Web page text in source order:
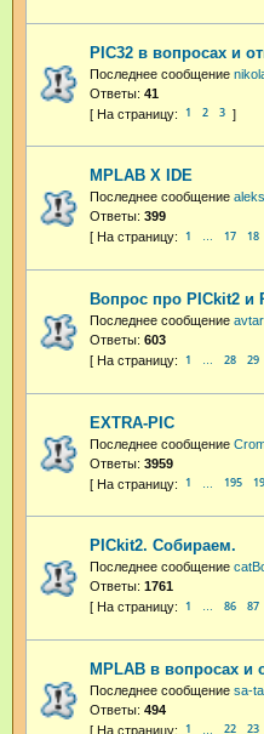
PIC32 в вопросах и
Последнее сообщение
Ответы: 41
1 2 3
MPLAB X IDE
Последнее сообщение
Ответы: 399
1 … 17 18
Вопрос про PICkit2 и
Последнее сообщение avtar
Ответы: 603
1 … 28 29
EXTRA-PIC
Последнее сообщение
Ответы: 3959
1 195
PICkit2. Собираем.
Последнее сообщение
Ответы: 1761
1 … 86 87
MPLAB в вопросах и
Последнее сообщение sa-ta
Ответы: 494
1 22 23